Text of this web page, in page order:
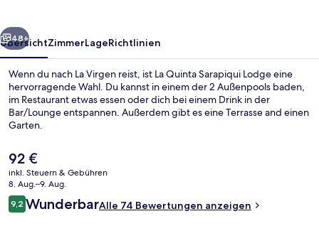
Weiter
48+
ÜbersichtZimmerLageRichtlinien
Wenn du nach La Virgen reist, ist La Quinta Sarapiqui Lodge eine
hervorragende Wahl. Du kannst in einem der 2 Außenpools baden,
im Restaurant etwas essen oder dich bei einem Drink in der
Bar/Lounge entspannen. Außerdem gibt es eine Terrasse and einen
Garten.
Der
aktuelle
Preis
beträgt
92 €.
92 €
inkl. Steuern & Gebühren
8. Aug.–9. Aug.
Bewertungen
9,29,2 von 10.
WunderbarAlle 74 Bewertungen anzeigen